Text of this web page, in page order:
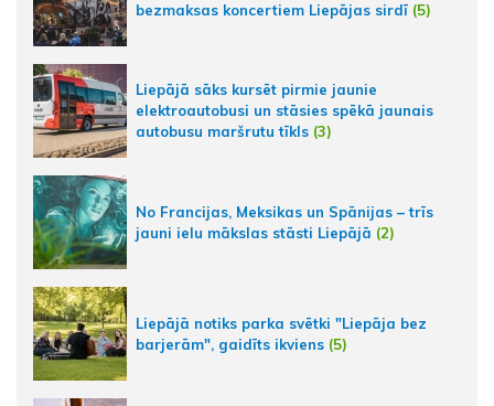
bezmaksas koncertiem Liepājas sirdī (5)
Liepājā sāks kursēt pirmie jaunie
elektroautobusi un stāsies spēkā jaunais
autobusu maršrutu tīkls (3)
No Francijas, Meksikas un Spānijas – trīs
jauni ielu mākslas stāsti Liepājā (2)
Liepājā notiks parka svētki "Liepāja bez
barjerām", gaidīts ikviens (5)